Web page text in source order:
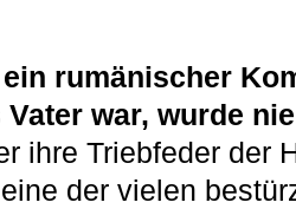
rumänischer
Vater war, wurde
ihre Triebfeder der
der vielen